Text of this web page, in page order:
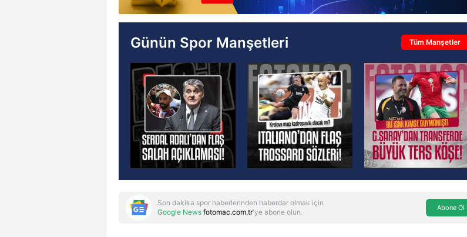
Günün Spor Manşetleri Tüm Manşetler
Son dakika spor haberlerinden haberdar olmak için
Google News fotomac.com.tr'ye abone olun. Abone Ol